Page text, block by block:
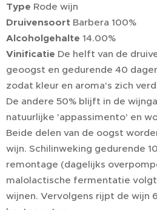
Type Rode wijn
Druivensoort Barbera 100%
Alcoholgehalte 14.00%
Vinificatie De helft van de
geoogst en gedurende 40
zodat kleur en aroma's zich
De andere 50% blijft in de
natuurlijke 'appassimento' en
Beide delen van de oogst
wijn. Schilinweking gedurende
remontage (dagelijks
malolactische fermentatie
wijnen. Vervolgens rijpt de wijn